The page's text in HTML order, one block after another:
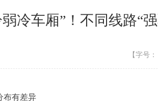
冷车厢”！不同线路“
【字号：
布有差异